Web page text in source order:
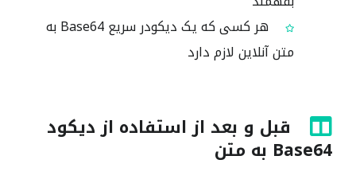
هر کسی که یک دیکودر سریع Base64 به
متن آنلاین لازم دارد
قبل و بعد از استفاده از دیکود
Base64 به متن